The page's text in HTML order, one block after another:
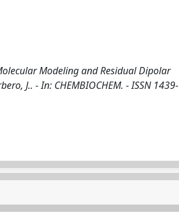
Modeling and Residual Dipolar
J.. - In: CHEMBIOCHEM. - ISSN 1439-